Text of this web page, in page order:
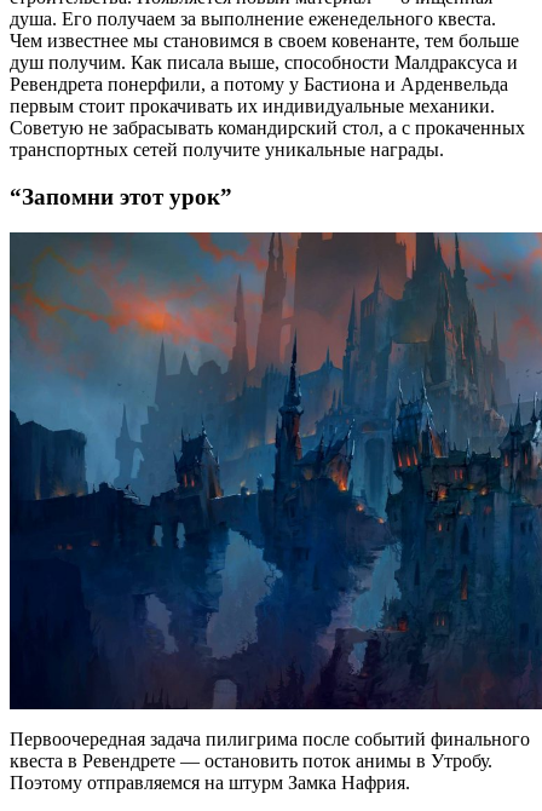
душа. Его получаем за выполнение еженедельного квеста.
Чем известнее мы становимся в своем ковенанте, тем больше
душ получим. Как писала выше, способности Малдраксуса и
Ревендрета понерфили, а потому у Бастиона и Арденвельда
первым стоит прокачивать их индивидуальные механики.
Советую не забрасывать командирский стол, а с прокаченных
транспортных сетей получите уникальные награды.
“Запомни этот урок”
Первоочередная задача пилигрима после событий финального
квеста в Ревендрете — остановить поток анимы в Утробу.
Поэтому отправляемся на штурм Замка Нафрия.